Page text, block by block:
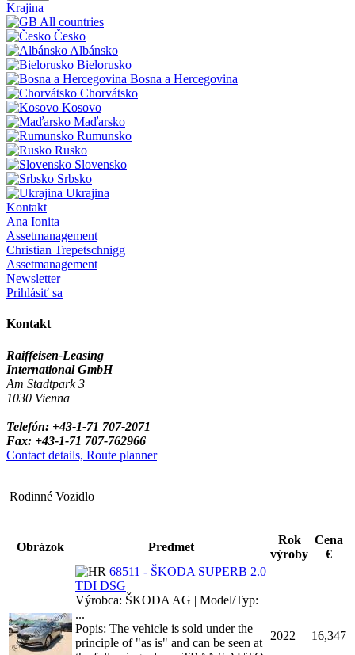
Krajina
All countries
Česko
Albánsko
Bielorusko
Bosna a Hercegovina
Chorvátsko
Kosovo
Maďarsko
Rumunsko
Rusko
Slovensko
Srbsko
Ukrajina
Kontakt
Ana Ionita
Assetmanagement
Christian Trepetschnigg
Assetmanagement
Newsletter
Prihlásiť sa
Kontakt
Raiffeisen-Leasing
International GmbH
Am Stadtpark 3
1030 Vienna
Telefón: +43-1-71 707-2071
Fax: +43-1-71 707-762966
Contact details, Route planner
Rodinné Vozidlo
Obrázok Predmet
Rok
výroby
Cena
€
68511 - ŠKODA SUPERB 2.0
TDI DSG
Výrobca: ŠKODA AG | Model/Typ:
...
Popis: The vehicle is sold under the
principle of "as is" and can be seen at
2022 16,347